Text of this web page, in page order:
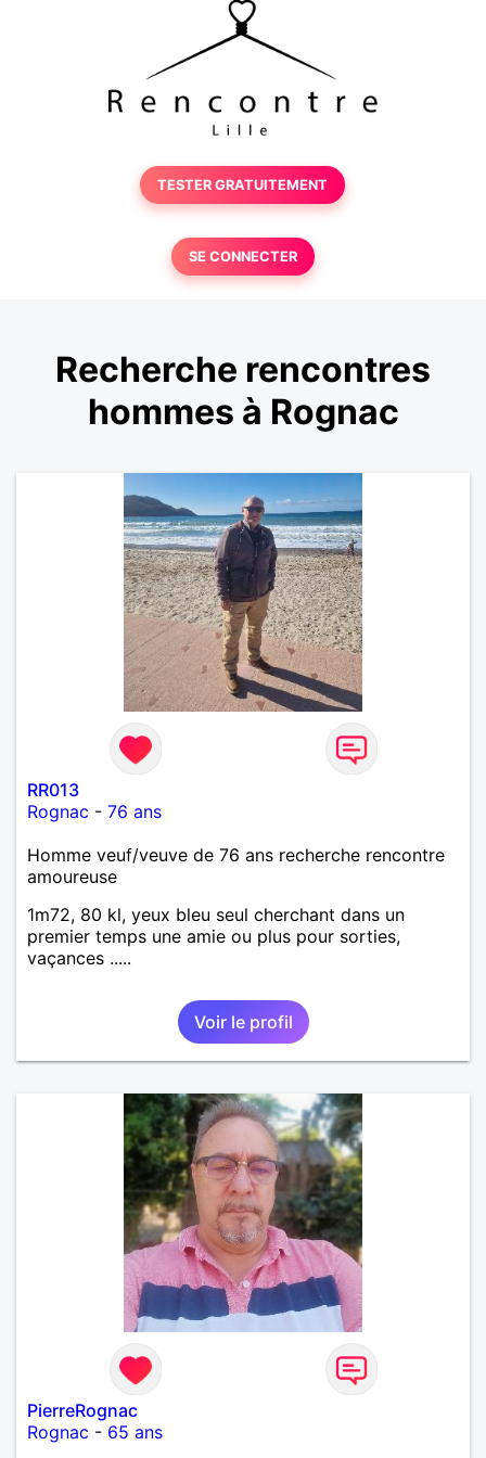
TESTER GRATUITEMENT
SE CONNECTER
Recherche rencontres
hommes à Rognac
RR013
Rognac - 76 ans
Homme veuf/veuve de 76 ans recherche rencontre
amoureuse
1m72, 80 kl, yeux bleu seul cherchant dans un
premier temps une amie ou plus pour sorties,
vaçances .....
Voir le profil
PierreRognac
Rognac - 65 ans